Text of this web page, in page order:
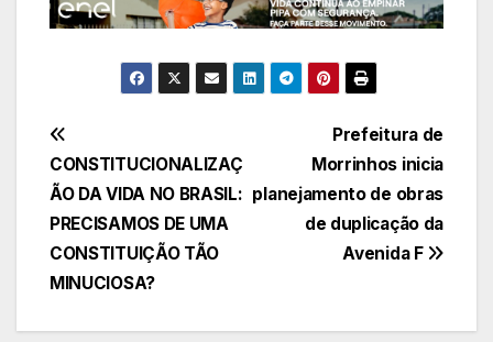
Navegação
de
Post
Prefeitura de
Morrinhos inicia
planejamento de obras
de duplicação da
Avenida F
CONSTITUCIONALIZAÇ
ÃO DA VIDA NO BRASIL:
PRECISAMOS DE UMA
CONSTITUIÇÃO TÃO
MINUCIOSA?